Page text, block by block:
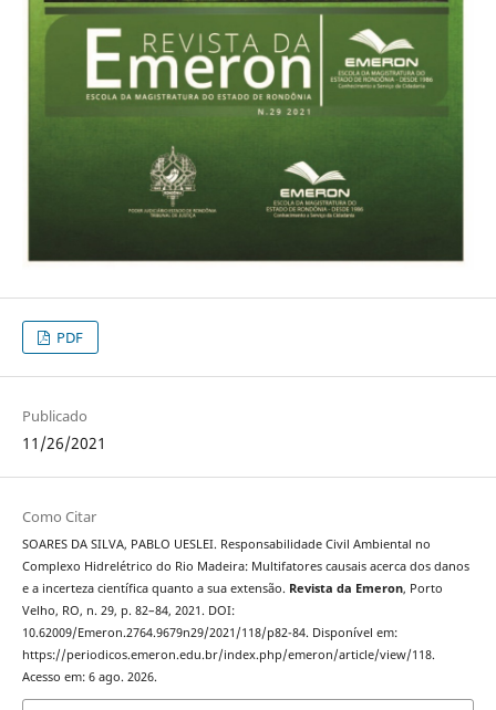
PDF
Publicado
11/26/2021
Como Citar
SOARES DA SILVA, PABLO UESLEI. Responsabilidade Civil Ambiental no
Complexo Hidrelétrico do Rio Madeira: Multifatores causais acerca dos danos
e a incerteza científica quanto a sua extensão. Revista da Emeron, Porto
Velho, RO, n. 29, p. 82–84, 2021. DOI:
10.62009/Emeron.2764.9679n29/2021/118/p82-84. Disponível em:
https://periodicos.emeron.edu.br/index.php/emeron/article/view/118.
Acesso em: 6 ago. 2026.